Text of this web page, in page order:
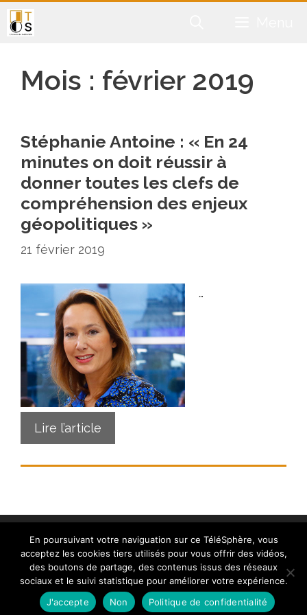
Aller
au
Mois : février 2019
Stéphanie Antoine : « En 24
minutes on doit réussir à
donner toutes les clefs de
compréhension des enjeux
géopolitiques »
21 février 2019
…
Lire l’article
Contact|Mentions légales |Crédits|Politique de
cookies (UE) | © telesphere.fr 2026
En poursuivant votre naviguation sur ce TéléSphère, vous
acceptez les cookies tiers utilisés pour vous offrir des vidéos,
des boutons de partage, des contenus issus des réseaux
sociaux et le suivi statistique pour améliorer votre expérience.
J'accepte
Non Politique de confidentialité